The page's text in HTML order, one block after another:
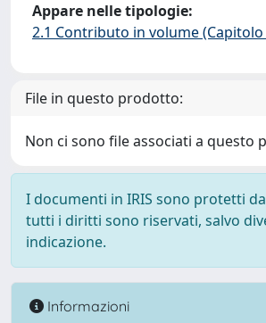
Appare nelle tipologie:
2.1 Contributo in volume (Capitolo
File in questo prodotto:
Non ci sono file associati a questo
I documenti in IRIS sono protetti
tutti i diritti sono riservati, salvo
indicazione.
Informazioni